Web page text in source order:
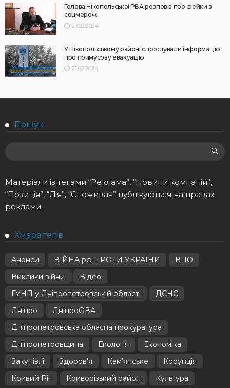
Голова Нікопольської РВА розповів про фейки з
соцмереж
27.02.2024
У Нікопольському районі спростували інформацію
про примусову евакуацію
21.02.2024
Пошук
Матеріали із тегами “Реклама”, “Новини компаній”,
“Позиція”, “Дія”, “Споживач” публікуються на правах
реклами.
Хмара тегів
Анонси ВІЙНА рф ПРОТИ УКРАЇНИ
ВПО
Виклики війни
Відео
ГУНП у Дніпропетровській області
ДСНС
Дніпро
ДніпроОВА
Дніпропетровська обласна прокуратура
Дніпропетровщина
Екологія
Економіка
Закупівлі
Здоров'я Кам’янське
Корупція
Кривий Ріг
Криворізький район Культура